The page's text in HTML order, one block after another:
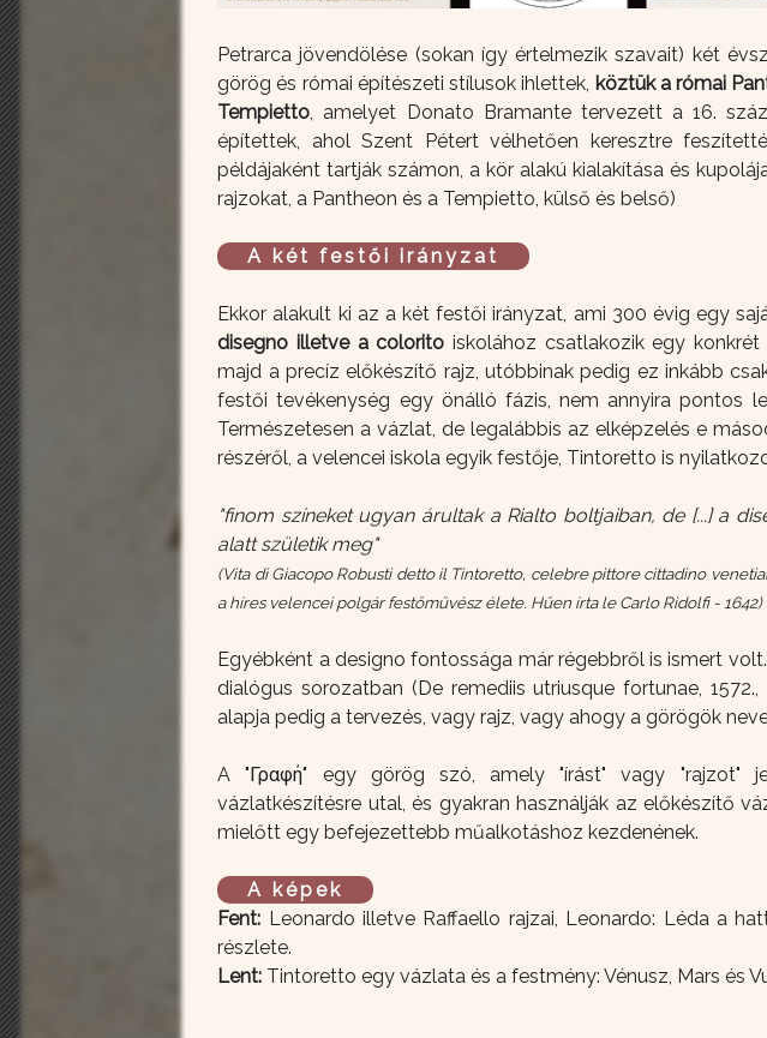
Petrarca jövendölése (sokan így értelmezik szavait) két
görög és római építészeti stílusok ihlettek, köztük a római
Tempietto, amelyet Donato Bramante tervezett a 16.
építettek, ahol Szent Pétert vélhetően keresztre
példájaként tartják számon, a kör alakú kialakítása és
rajzokat, a Pantheon és a Tempietto, külső és belső)
A két festői irányzat
Ekkor alakult ki az a két festői irányzat, ami 300 évig egy
disegno illetve a colorito iskolához csatlakozik egy
majd a precíz előkészítő rajz, utóbbinak pedig ez inkább
festői tevékenység egy önálló fázis, nem annyira pontos
Természetesen a vázlat, de legalábbis az elképzelés e
részéről, a velencei iskola egyik festője, Tintoretto is
"finom színeket ugyan árultak a Rialto boltjaiban, de [...] a
alatt születik meg"
(Vita di Giacopo Robusti detto il Tintoretto, celebre pittore cittadino
a híres velencei polgár festőművész élete. Hűen írta le Carlo Ridolfi - 1642)
Egyébként a designo fontossága már régebbről is ismert
dialógus sorozatban (De remediis utriusque fortunae,
alapja pedig a tervezés, vagy rajz, vagy ahogy a görögök
A "Γραφή" egy görög szó, amely "írást" vagy "rajzot"
vázlatkészítésre utal, és gyakran használják az előkészítő
mielőtt egy befejezettebb műalkotáshoz kezdenének.
A képek
Fent: Leonardo illetve Raffaello rajzai, Leonardo: Léda a
részlete.
Lent: Tintoretto egy vázlata és a festmény: Vénusz, Mars és